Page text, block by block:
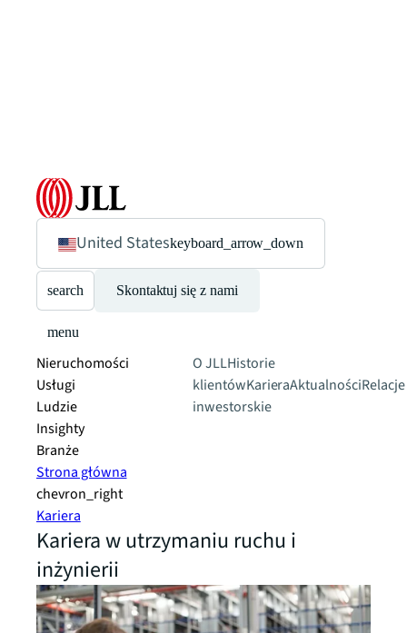
United Stateskeyboard_arrow_down
search Skontaktuj się z nami
menu
Nieruchomości
Usługi
Ludzie
Insighty
Branże
O JLLHistorie
klientówKarieraAktualnościRelacje
inwestorskie
Strona główna
chevron_right
Kariera
Kariera w utrzymaniu ruchu i
inżynierii